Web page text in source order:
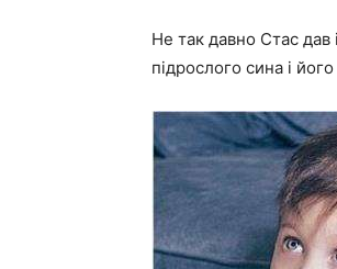
Не так давно Стас дав
підрослого сина і